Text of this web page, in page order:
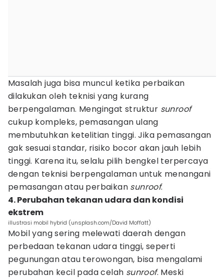
Masalah juga bisa muncul ketika perbaikan
dilakukan oleh teknisi yang kurang
berpengalaman. Mengingat struktur sunroof
cukup kompleks, pemasangan ulang
membutuhkan ketelitian tinggi. Jika pemasangan
gak sesuai standar, risiko bocor akan jauh lebih
tinggi. Karena itu, selalu pilih bengkel terpercaya
dengan teknisi berpengalaman untuk menangani
pemasangan atau perbaikan sunroof.
4. Perubahan tekanan udara dan kondisi
ekstrem
illustrasi mobil hybrid (unsplash.com/David Moffatt)
Mobil yang sering melewati daerah dengan
perbedaan tekanan udara tinggi, seperti
pegunungan atau terowongan, bisa mengalami
perubahan kecil pada celah sunroof. Meski